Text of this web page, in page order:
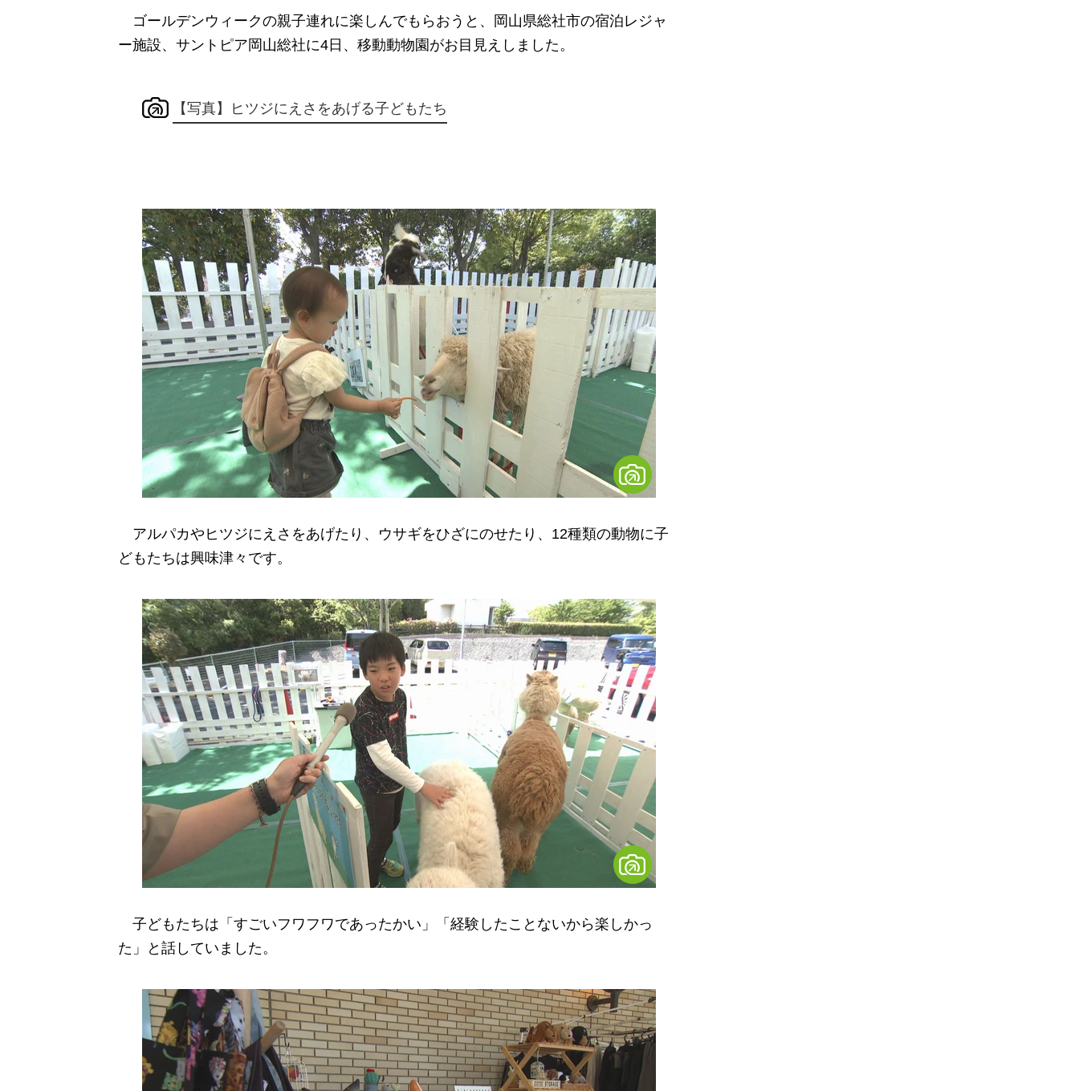
ゴールデンウィークの親子連れに楽しんでもらおうと、岡山県総社市の宿泊レジャ
ー施設、サントピア岡山総社に4日、移動動物園がお目見えしました。
【写真】ヒツジにえさをあげる子どもたち
アルパカやヒツジにえさをあげたり、ウサギをひざにのせたり、12種類の動物に子
どもたちは興味津々です。
子どもたちは「すごいフワフワであったかい」「経験したことないから楽しかっ
た」と話していました。